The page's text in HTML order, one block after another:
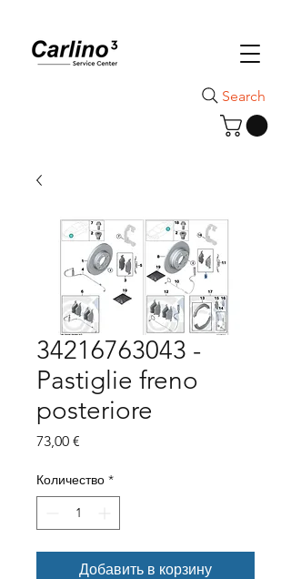
Search
34216763043 -
Pastiglie freno
posteriore
73,00 €
Количество *
Добавить в корзину